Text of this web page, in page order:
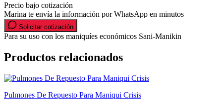
Precio bajo cotización
Marina te envía la información por WhatsApp en minutos
Solicitar cotización
Para su uso con los maniquíes económicos Sani-Manikin
Productos relacionados
Pulmones De Repuesto Para Maniqui Crisis